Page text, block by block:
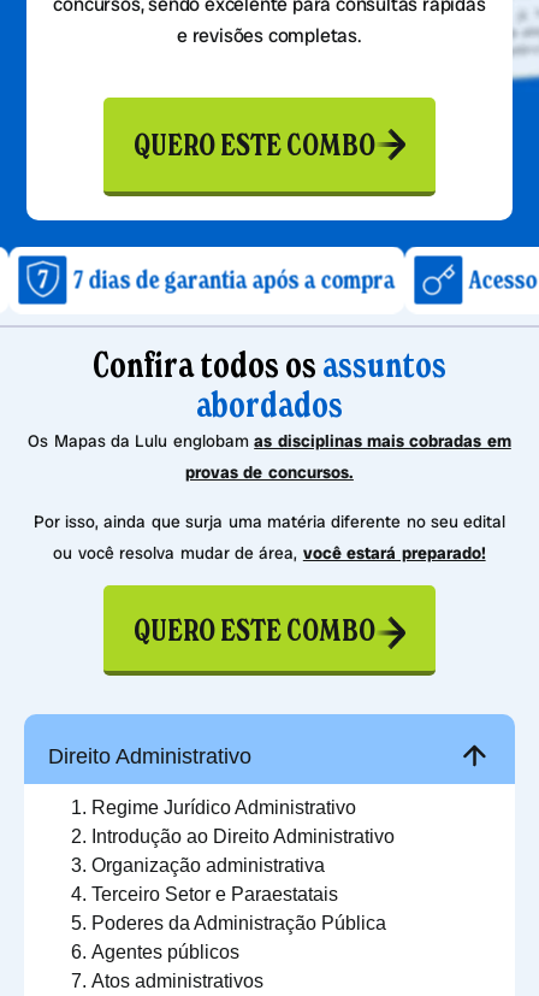
e revisões completas.
QUERO ESTE COMBO
de garantia após a compra Acesso imediato
Confira todos os assuntos
abordados
Os Mapas da Lulu englobamas disciplinas mais cobradas em
provas de concursos.
Por isso, ainda que surja uma matéria diferente no seu edital
ou você resolva mudar de área, você estará preparado!
QUERO ESTE COMBO
Direito Administrativo
Regime Jurídico Administrativo
Introdução ao Direito Administrativo
Organização administrativa
Terceiro Setor e Paraestatais
Poderes da Administração Pública
Agentes públicos
Atos administrativos